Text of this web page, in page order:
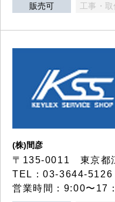
販売可 工事・取
(株)間彦
〒135-0011 東京都
TEL：03-3644-
営業時間：9:00〜17